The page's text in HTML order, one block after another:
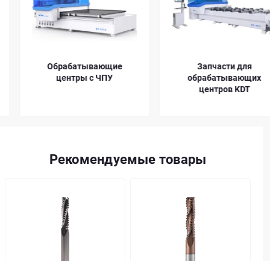
Обрабатывающие
центры с ЧПУ
Запчасти для
обрабатывающих
центров KDT
Рекомендуемые товары